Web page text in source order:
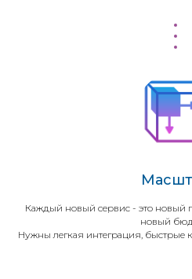
Каждый новый сервис - это новый
новый
Нужны легкая интеграция, быстрые